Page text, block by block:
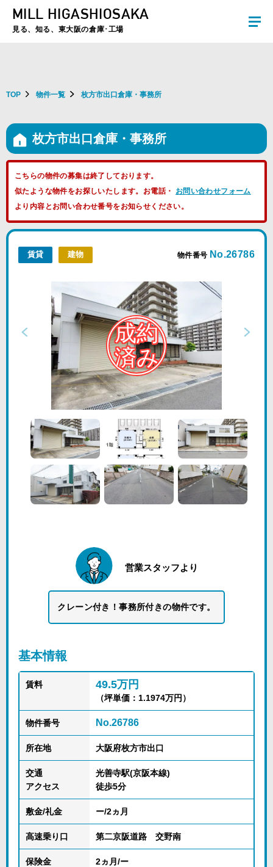
夏季休暇のお知らせ：2026年8月8日(土)～8月16日(日)まで休業とさせていた
MILL HIGASHIOSAKA
見る、知る、東大阪の倉庫･工場
TOP 物件一覧 枚方市出口倉庫・事務所
枚方市出口倉庫・事務所
こちらの物件の募集は終了しております。
似たような物件をお探しいたします。お電話・ お問い合わせフォーム
より内容とお問い合わせ番号をお知らせください。
賃貸 建物 物件番号 No.26786
営業スタッフより
クレーン付き！事務所付きの物件です。
基本情報
賃料 49.5万円
（坪単価：1.1974万円）
物件番号 No.26786
所在地 大阪府枚方市出口
交通
アクセス
光善寺駅(京阪本線)
徒歩5分
敷金/礼金 ー/2ヵ月
高速乗り口 第二京阪道路 交野南
保険金
2ヵ月/ー